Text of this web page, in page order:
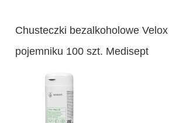
Chusteczki bezalkoholowe
pojemniku 100 szt. Medisept